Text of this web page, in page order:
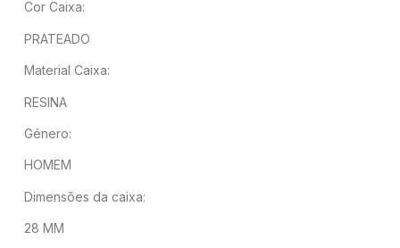
Cor Caixa:
PRATEADO
Material Caixa:
RESINA
Género:
HOMEM
Dimensões da caixa:
28 MM